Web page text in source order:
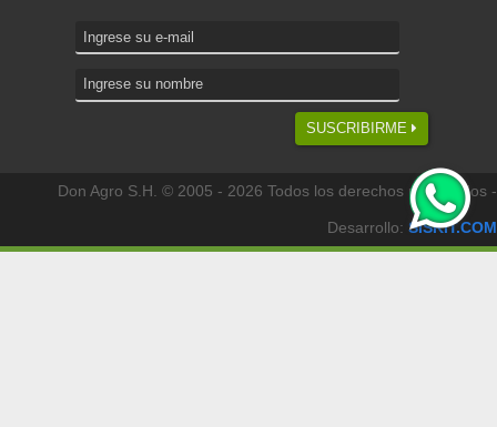
SUSCRIBIRME
Don Agro S.H. © 2005 - 2026 Todos los derechos reservados -
Desarrollo: SISKIT.COM